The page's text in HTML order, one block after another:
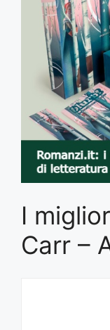
I
Carr –